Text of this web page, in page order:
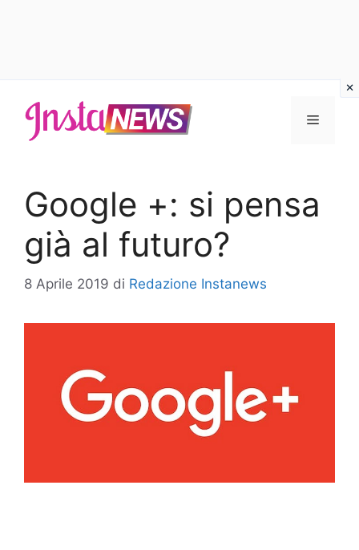
contenuto
Menu
Google +: si pensa
già al futuro?
8 Aprile 2019 di Redazione Instanews